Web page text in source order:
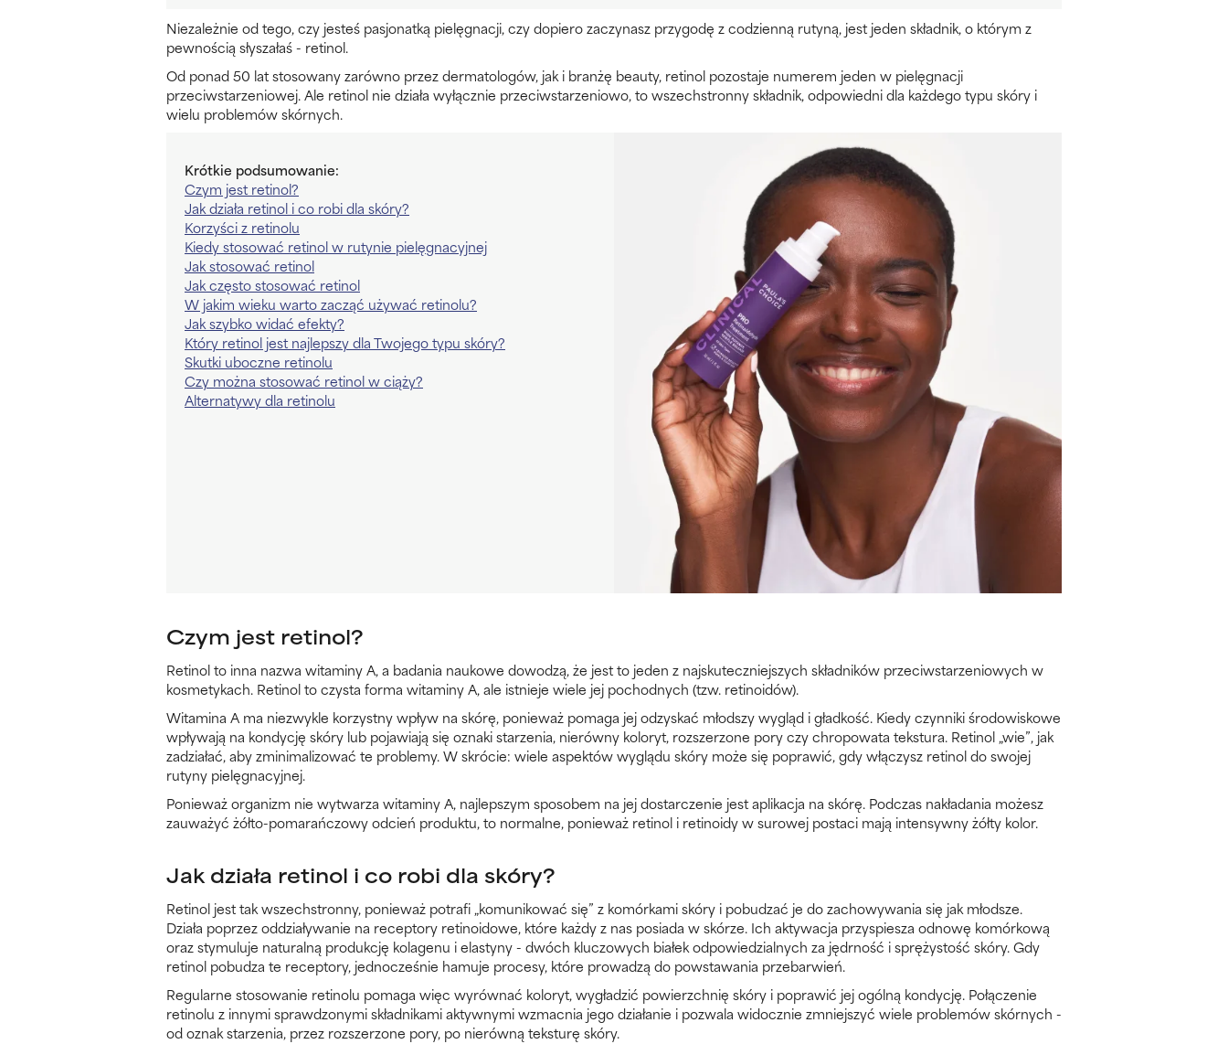
Niezależnie od tego, czy jesteś pasjonatką pielęgnacji, czy dopiero zaczynasz przygodę z codzienną rutyną, jest jeden składnik, o którym z
pewnością słyszałaś - retinol.
Od ponad 50 lat stosowany zarówno przez dermatologów, jak i branżę beauty, retinol pozostaje numerem jeden w pielęgnacji
przeciwstarzeniowej. Ale retinol nie działa wyłącznie przeciwstarzeniowo, to wszechstronny składnik, odpowiedni dla każdego typu skóry i
wielu problemów skórnych.
Krótkie podsumowanie:
Czym jest retinol?
Jak działa retinol i co robi dla skóry?
Korzyści z retinolu
Kiedy stosować retinol w rutynie pielęgnacyjnej
Jak stosować retinol
Jak często stosować retinol
W jakim wieku warto zacząć używać retinolu?
Jak szybko widać efekty?
Który retinol jest najlepszy dla Twojego typu skóry?
Skutki uboczne retinolu
Czy można stosować retinol w ciąży?
Alternatywy dla retinolu
Czym jest retinol?
Retinol to inna nazwa witaminy A, a badania naukowe dowodzą, że jest to jeden z najskuteczniejszych składników przeciwstarzeniowych w
kosmetykach. Retinol to czysta forma witaminy A, ale istnieje wiele jej pochodnych (tzw. retinoidów).
Witamina A ma niezwykle korzystny wpływ na skórę, ponieważ pomaga jej odzyskać młodszy wygląd i gładkość. Kiedy czynniki środowiskowe
wpływają na kondycję skóry lub pojawiają się oznaki starzenia, nierówny koloryt, rozszerzone pory czy chropowata tekstura. Retinol „wie”, jak
zadziałać, aby zminimalizować te problemy. W skrócie: wiele aspektów wyglądu skóry może się poprawić, gdy włączysz retinol do swojej
rutyny pielęgnacyjnej.
Ponieważ organizm nie wytwarza witaminy A, najlepszym sposobem na jej dostarczenie jest aplikacja na skórę. Podczas nakładania możesz
zauważyć żółto-pomarańczowy odcień produktu, to normalne, ponieważ retinol i retinoidy w surowej postaci mają intensywny żółty kolor.
Jak działa retinol i co robi dla skóry?
Retinol jest tak wszechstronny, ponieważ potrafi „komunikować się” z komórkami skóry i pobudzać je do zachowywania się jak młodsze.
Działa poprzez oddziaływanie na receptory retinoidowe, które każdy z nas posiada w skórze. Ich aktywacja przyspiesza odnowę komórkową
oraz stymuluje naturalną produkcję kolagenu i elastyny - dwóch kluczowych białek odpowiedzialnych za jędrność i sprężystość skóry. Gdy
retinol pobudza te receptory, jednocześnie hamuje procesy, które prowadzą do powstawania przebarwień.
Regularne stosowanie retinolu pomaga więc wyrównać koloryt, wygładzić powierzchnię skóry i poprawić jej ogólną kondycję. Połączenie
retinolu z innymi sprawdzonymi składnikami aktywnymi wzmacnia jego działanie i pozwala widocznie zmniejszyć wiele problemów skórnych -
od oznak starzenia, przez rozszerzone pory, po nierówną teksturę skóry.